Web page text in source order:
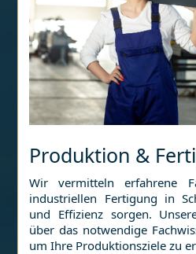
Produktion &
Wir vermitteln erfahrene
industriellen Fertigung in
und Effizienz sorgen.
über das notwendige
um Ihre Produktionsziele zu